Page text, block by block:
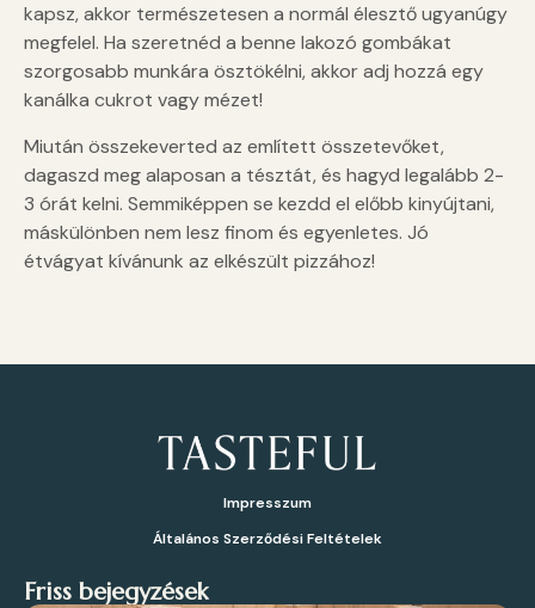
kapsz, akkor természetesen a normál élesztő ugyanúgy
megfelel. Ha szeretnéd a benne lakozó gombákat
szorgosabb munkára ösztökélni, akkor adj hozzá egy
kanálka cukrot vagy mézet!
Miután összekeverted az említett összetevőket,
dagaszd meg alaposan a tésztát, és hagyd legalább 2-
3 órát kelni. Semmiképpen se kezdd el előbb kinyújtani,
máskülönben nem lesz finom és egyenletes. Jó
étvágyat kívánunk az elkészült pizzához!
Impresszum
Általános Szerződési Feltételek
Friss bejegyzések